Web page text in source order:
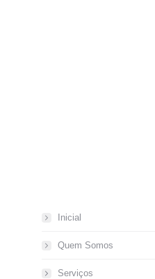
Inicial
Quem Somos
Serviços